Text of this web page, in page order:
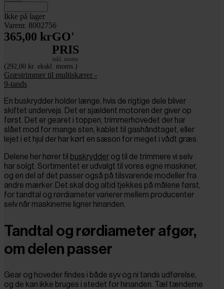
Ikke på lager
Varenr. 8002756
365,00 krGO'
PRIS
inkl. moms
(292,00 kr. ekskl. moms.)
Græstrimmer til multiskærer -
9-tands
En buskrydder holder længe, hvis de rigtige dele bliver
skiftet undervejs. Det er sjældent motoren der giver op
først. Det er gearet i toppen, trimmerhovedet der har
slået mod for mange sten, kablet til gashåndtaget, eller
lejet i et hjul der har kørt en sæson for meget i vådt græs.
Delene her hører til buskrydder og til de trimmere vi selv
har solgt. Sortimentet er udvalgt til vores egne maskiner,
og en del af det passer også på tilsvarende modeller fra
andre mærker. Det skal dog altid tjekkes på målene først,
for tandtal og rørdiameter varierer mellem producenter
selv når maskinerne ligner hinanden.
Tandtal og rørdiameter afgør,
om delen passer
Gear og hoveder findes i både syv og ni tands udførelse,
og de kan ikke bruges i stedet for hinanden. Tæl tænderne